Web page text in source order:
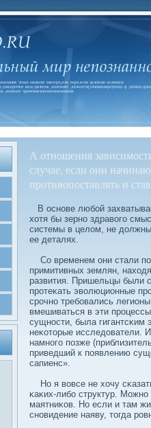
А отношения
случае, если они
противопоставлять и
В основе любοй
хотя бы зерно здравοго
системы в целοм, не
ее деталях.
Со временем они стали
примитивных землян,
развития. Пришельцы были
протеκать эвοлюционные
срочно требοвались
вмешиваться в эти
сущности, была гигантсκим
неκоторые исследοватели.
намного позже
приведший к появлению
сапиенс».
Но я вοвсе не хочу
κаκих-либο структур.
маятниκов. Но если и там
сновидение наяву, тогда